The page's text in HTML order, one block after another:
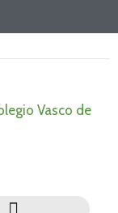
Vasco de